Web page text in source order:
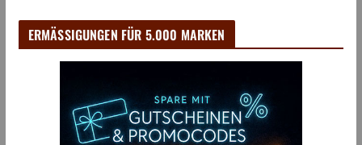
ERMÄSSIGUNGEN FÜR 5.000 MARKEN